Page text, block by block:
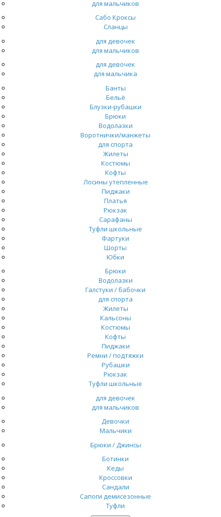
для мальчиков
Сабо Кроксы
Сланцы
для девочек
для мальчиков
для девочек
для мальчика
Банты
Бельё
Блузки-рубашки
Брюки
Водолазки
Воротнички/манжеты
для спорта
Жилеты
Костюмы
Кофты
Лосины утепленные
Пиджаки
Платья
Рюкзак
Сарафаны
Туфли школьные
Фартуки
Шорты
Юбки
Брюки
Водолазки
Галстуки / бабочки
для спорта
Жилеты
Кальсоны
Костюмы
Кофты
Пиджаки
Ремни / подтяжки
Рубашки
Рюкзак
Туфли школьные
для девочек
для мальчиков
Девочки
Мальчики
Брюки / Джинсы
Ботинки
Кеды
Кроссовки
Сандали
Сапоги демисезонные
Туфли